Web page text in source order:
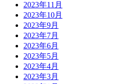
2023年11月
2023年10月
2023年9月
2023年7月
2023年6月
2023年5月
2023年4月
2023年3月